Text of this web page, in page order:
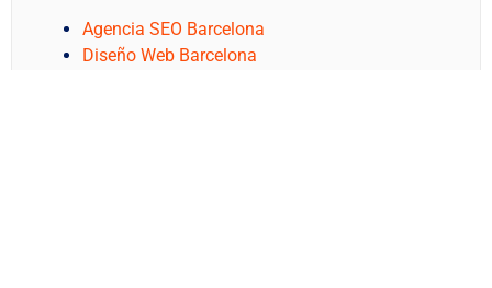
Agencia SEO Barcelona
Diseño Web Barcelona